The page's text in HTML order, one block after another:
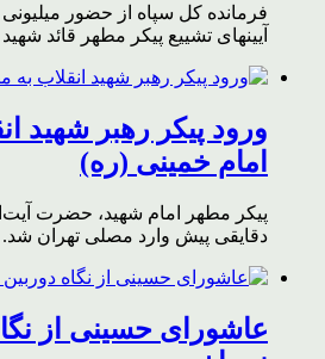
فرمانده کل سپاه از حضور
آیینهای تشییع پیکر مطهر قائد
ورود پیکر رهبر شهید
امام خمینی (ره)
پیکر مطهر امام شهید،‌ حضرت
دقایقی پیش وارد مصلی تهران شد.
عاشورای حسینی از